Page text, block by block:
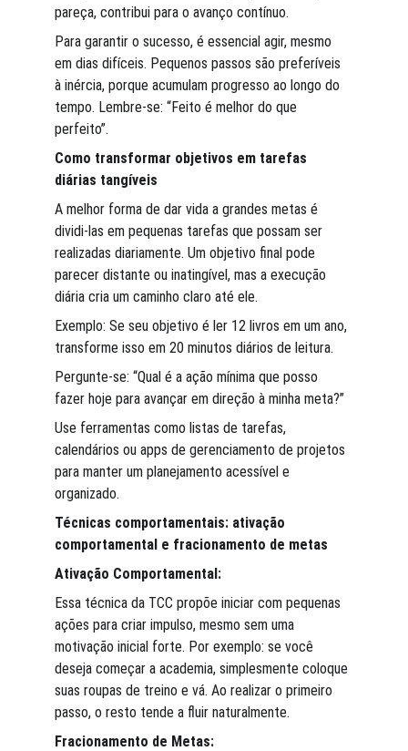
pareça, contribui para o avanço contínuo.
Para garantir o sucesso, é essencial agir, mesmo
em dias difíceis. Pequenos passos são preferíveis
à inércia, porque acumulam progresso ao longo do
tempo. Lembre-se: “Feito é melhor do que
perfeito”.
Como transformar objetivos em tarefas
diárias tangíveis
A melhor forma de dar vida a grandes metas é
dividi-las em pequenas tarefas que possam ser
realizadas diariamente. Um objetivo final pode
parecer distante ou inatingível, mas a execução
diária cria um caminho claro até ele.
Exemplo: Se seu objetivo é ler 12 livros em um ano,
transforme isso em 20 minutos diários de leitura.
Pergunte-se: “Qual é a ação mínima que posso
fazer hoje para avançar em direção à minha meta?”
Use ferramentas como listas de tarefas,
calendários ou apps de gerenciamento de projetos
para manter um planejamento acessível e
organizado.
Técnicas comportamentais: ativação
comportamental e fracionamento de metas
Ativação Comportamental:
Essa técnica da TCC propõe iniciar com pequenas
ações para criar impulso, mesmo sem uma
motivação inicial forte. Por exemplo: se você
deseja começar a academia, simplesmente coloque
suas roupas de treino e vá. Ao realizar o primeiro
passo, o resto tende a fluir naturalmente.
Fracionamento de Metas: